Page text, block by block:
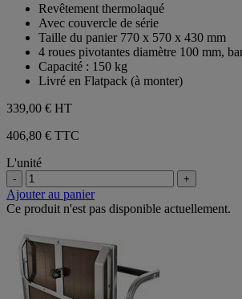
étoiles.
Revêtement thermolaqué
Avec couvercle de série
Taille du panier 770 x 570 x 430 mm
4 roues pivotantes diamètre 100 mm,
Capacité : 150 kg
Livré en Flatpack (à monter)
339,00 € HT
406,80 € TTC
L'unité
- +
Ajouter au panier
Ce produit n'est pas disponible actuellement.